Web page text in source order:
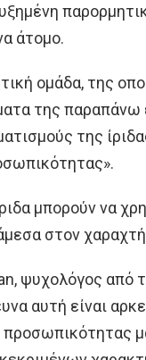
άτομο.
ομάδα, της
της παραπάνω
της
μπορούν να
στον
ψυχολόγος από
αυτή είναι